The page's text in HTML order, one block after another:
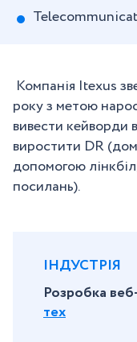
Компанія Itexus
року з метою
вивести
виростити DR
допомогою
посилань).
ІНДУСТРІЯ
Розробка
тех